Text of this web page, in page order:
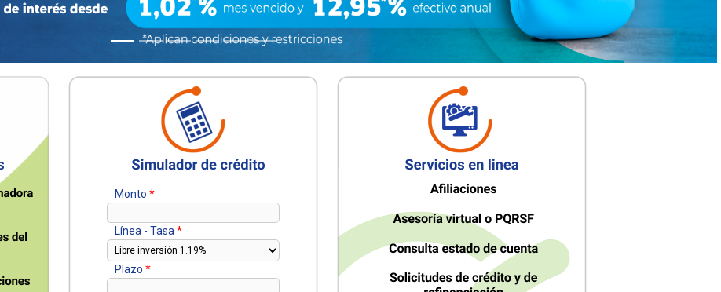
Monto *
Línea - Tasa*
Plazo *